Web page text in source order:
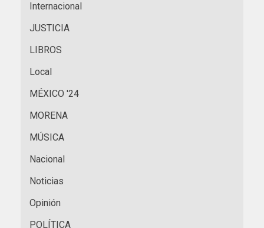
Internacional
JUSTICIA
LIBROS
Local
MÉXICO '24
MORENA
MÚSICA
Nacional
Noticias
Opinión
POLÍTICA